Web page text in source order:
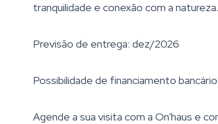
tranquilidade e conexão com a natureza.
Previsão de entrega: dez/2026
Possibilidade de financiamento bancário.
Agende a sua visita com a On'haus e